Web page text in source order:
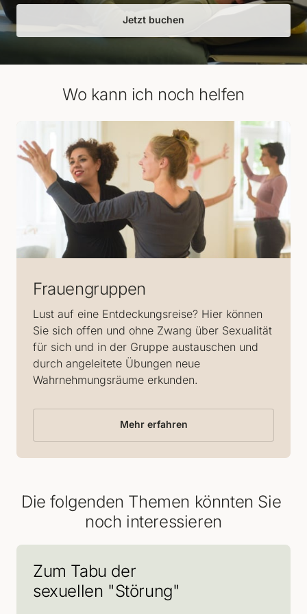
Jetzt buchen
Wo kann ich noch helfen
Frauengruppen
Lust auf eine Entdeckungsreise? Hier können
Sie sich offen und ohne Zwang über Sexualität
für sich und in der Gruppe austauschen und
durch angeleitete Übungen neue
Wahrnehmungsräume erkunden.
Mehr erfahren
Die folgenden Themen könnten Sie
noch interessieren
Zum Tabu der
sexuellen "Störung"